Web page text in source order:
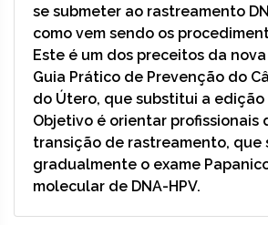
se submeter ao rastreamento
como vem sendo os
Este é um dos preceitos da
Guia Prático de Prevenção do
do Útero, que substitui a edição
Objetivo é orientar profissionais
transição de rastreamento, que
gradualmente o exame
molecular de DNA-HPV.